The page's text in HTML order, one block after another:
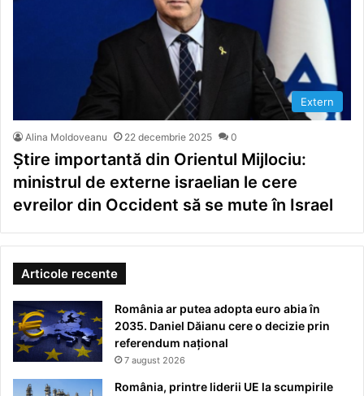
Extern
Alina Moldoveanu 22 decembrie 2025 0
Știre importantă din Orientul Mijlociu:
ministrul de externe israelian le cere
evreilor din Occident să se mute în Israel
Articole recente
România ar putea adopta euro abia în
2035. Daniel Dăianu cere o decizie prin
referendum național
7 august 2026
România, printre liderii UE la scumpirile